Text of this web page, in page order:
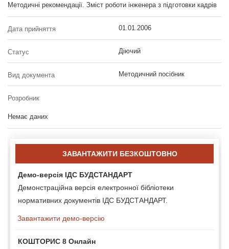
Методичні рекомендації. Зміст роботи інженера з підготовки кадрів
Дата прийняття 01.01.2006
Статус Діючий
Вид документа Методичний посібник
Розробник
Немає даних
ЗАВАНТАЖИТИ БЕЗКОШТОВНО
Демо-версія ІДС БУДСТАНДАРТ
Демонстраційна версія електронної бібліотеки
нормативних документів ІДС БУДСТАНДАРТ.
Завантажити демо-версію
КОШТОРИС 8 Онлайн